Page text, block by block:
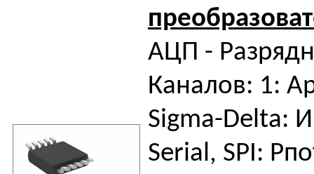
АЦП -
Каналов: 1:
Sigma-Delta:
Serial, SPI: